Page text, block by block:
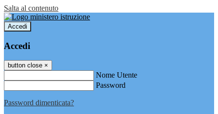
Salta al contenuto
Accedi
Accedi
button close ×
Nome Utente
Password
Password dimenticata?